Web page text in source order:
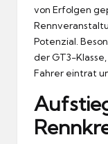
von Erfolgen
Potenzial.
der GT3-
Fahrer eintrat